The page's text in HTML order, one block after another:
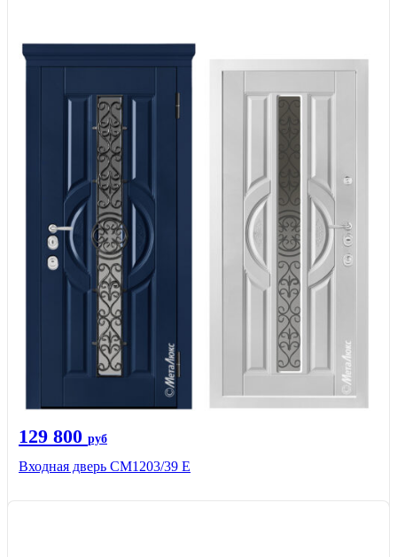
129 800 руб
Входная дверь СМ1203/39 E